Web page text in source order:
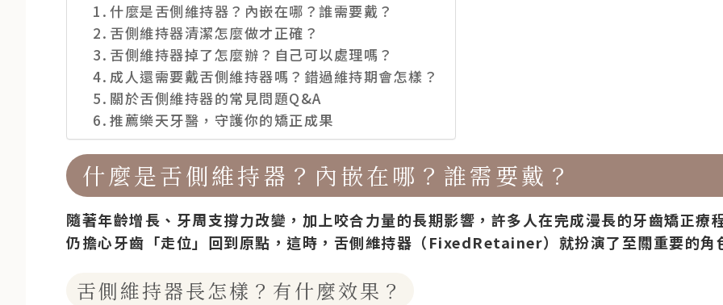
什麼是舌側維持器？內嵌在哪？誰需要戴？
舌側維持器清潔怎麼做才正確？
舌側維持器掉了怎麼辦？自己可以處理嗎？
成人還需要戴舌側維持器嗎？錯過維持期會怎樣？
關於舌側維持器的常見問題Q&A
推薦樂天牙醫，守護你的矯正成果
什麼是舌側維持器？內嵌在哪？誰需要戴？
隨著年齡增長、牙周支撐力改變，加上咬合力量的長期影響，許多人在完成漫長的牙齒矯正療
仍擔心牙齒「走位」回到原點，這時，舌側維持器（FixedRetainer）就扮演了至關重要的角
舌側維持器長怎樣？有什麼效果？